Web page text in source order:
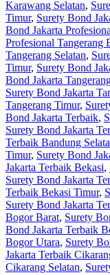
Karawang Selatan,
Timur, Surety Bond
Bond Jakarta
Profesional Tangerang
Tangerang Selatan,
Timur, Surety Bond
Bond Jakarta
Surety Bond Jakarta
Tangerang Timur,
Bond Jakarta Terbaik,
Surety Bond Jakarta
Terbaik Bandung
Timur, Surety Bond
Jakarta Terbaik Bekasi,
Surety Bond Jakarta
Terbaik Bekasi Timur,
Surety Bond Jakarta
Bogor Barat, Surety
Bond Jakarta Terbaik
Bogor Utara, Surety
Jakarta Terbaik
Cikarang Selatan,